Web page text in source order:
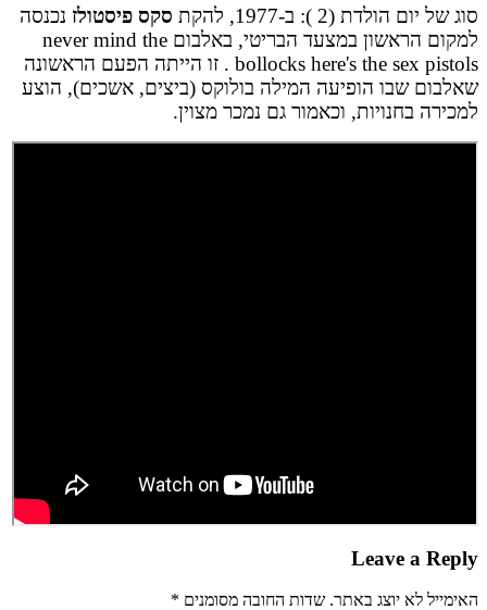
סוג של יום הולדת (2 ): ב-1977, להקת
סקס פיסטולז נכנסה
למקום הראשון במצעד הבריטי, באלבום never mind the
bollocks here's the sex pistols . זו הייתה הפעם הראשונה
שאלבום שבו הופיעה המילה בולוקס (ביצים, אשכים), הוצע
למכירה בחנויות, וכאמור גם נמכר מצוין.
Leave a Reply
האימייל לא יוצג באתר. שדות החובה מסומנים *